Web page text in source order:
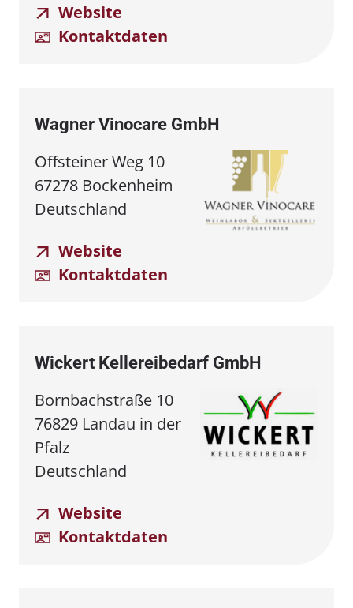
Website
Kontaktdaten
Wagner Vinocare GmbH
Offsteiner Weg 10
67278 Bockenheim
Deutschland
Website
Kontaktdaten
Wickert Kellereibedarf GmbH
Bornbachstraße 10
76829 Landau in der
Pfalz
Deutschland
Website
Kontaktdaten